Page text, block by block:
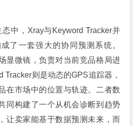
中，Xray与Keyword Tracker并
了一套强大的协同预测系统。
显微镜，负责对当前竞品格局进
Tracker则是动态的GPS追踪器，
在市场中的位置与轨迹。二者数
同构建了一个从机会诊断到趋势
让卖家能基于数据预测未来，而